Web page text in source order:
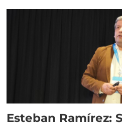
Esteban Ramírez: